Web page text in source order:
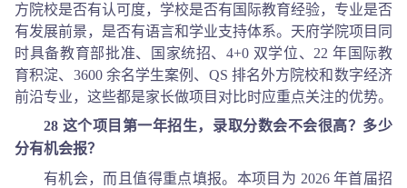
方院校是否有认可度，学校是否有国际教育经验，专业是否
有发展前景，是否有语言和学业支持体系。天府学院项目同
时具备教育部批准、国家统招、4+0 双学位、22 年国际教
育积淀、3600 余名学生案例、QS 排名外方院校和数字经济
前沿专业，这些都是家长做项目对比时应重点关注的优势。
28 这个项目第一年招生，录取分数会不会很高？多少
分有机会报？
有机会，而且值得重点填报。本项目为 2026 年首届招